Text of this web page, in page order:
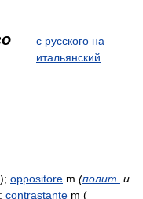
с русского на
итальянский
); oppositore m (полит. и
contrastante m (